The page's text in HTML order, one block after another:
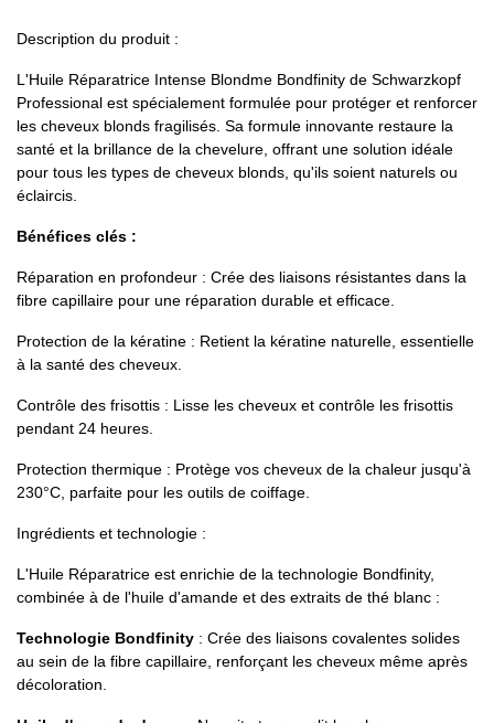
Description du produit :
L'Huile Réparatrice Intense Blondme Bondfinity de Schwarzkopf
Professional est spécialement formulée pour protéger et renforcer
les cheveux blonds fragilisés. Sa formule innovante restaure la
santé et la brillance de la chevelure, offrant une solution idéale
pour tous les types de cheveux blonds, qu'ils soient naturels ou
éclaircis.
Bénéfices clés :
Réparation en profondeur : Crée des liaisons résistantes dans la
fibre capillaire pour une réparation durable et efficace.
Protection de la kératine : Retient la kératine naturelle, essentielle
à la santé des cheveux.
Contrôle des frisottis : Lisse les cheveux et contrôle les frisottis
pendant 24 heures.
Protection thermique : Protège vos cheveux de la chaleur jusqu'à
230°C, parfaite pour les outils de coiffage.
Ingrédients et technologie :
L'Huile Réparatrice est enrichie de la technologie Bondfinity,
combinée à de l'huile d'amande et des extraits de thé blanc :
Technologie Bondfinity : Crée des liaisons covalentes solides
au sein de la fibre capillaire, renforçant les cheveux même après
décoloration.